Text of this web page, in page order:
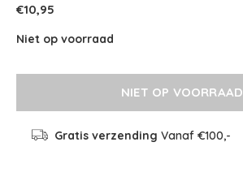
€10,95
Niet op voorraad
NIET OP VOORRAAD
Gratis verzending Vanaf €100,-